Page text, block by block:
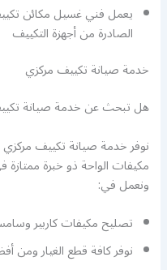
يعمل فني غسيل مكائن
الصادرة من أجهزة التكييف
خدمة صيانة تكييف مركزي
هل تبحث عن خدمة صيانة
نوفر خدمة صيانة تكييف
مكيفات الواحة ذو خبرة
ونعمل في:
تصليح مكيفات كاربير
نوفر كافة قطع الغيار ومن